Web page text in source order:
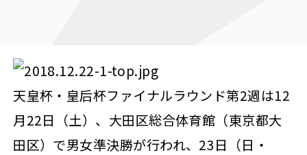
天皇杯・皇后杯ファイナルラウンド第2週は12
月22日（土）、大田区総合体育館（東京都大
田区）で男女準決勝が行われ、23日（日・